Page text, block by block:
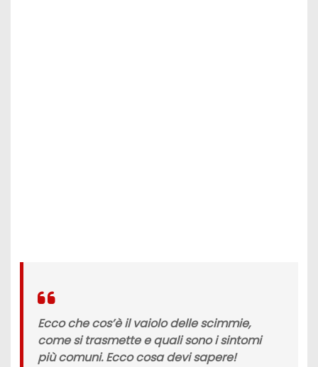
Ecco che cos’è il vaiolo delle scimmie,
come si trasmette e quali sono i sintomi
più comuni. Ecco cosa devi sapere!